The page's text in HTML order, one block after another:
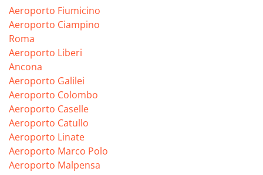
Aeroporto Fiumicino
Aeroporto Ciampino
Roma
Aeroporto Liberi
Ancona
Aeroporto Galilei
Aeroporto Colombo
Aeroporto Caselle
Aeroporto Catullo
Aeroporto Linate
Aeroporto Marco Polo
Aeroporto Malpensa